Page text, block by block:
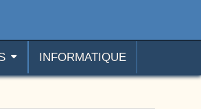
INFORMATIQUE